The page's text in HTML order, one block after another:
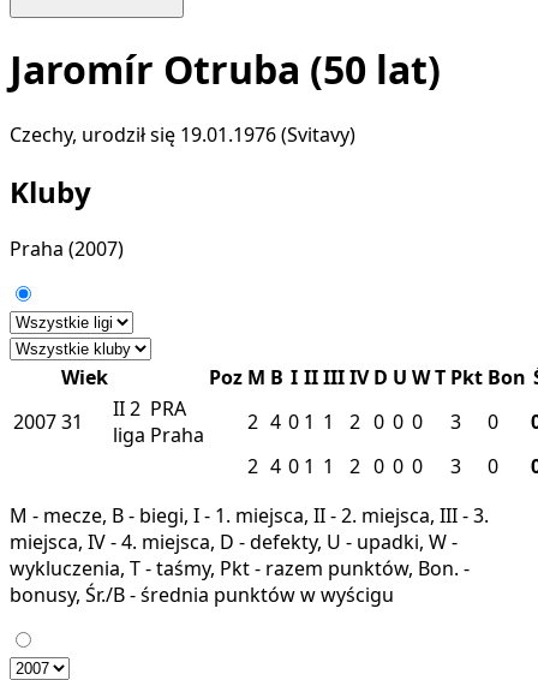
Jaromír Otruba (50 lat)
Czechy, urodził się 19.01.1976 (Svitavy)
Kluby
Praha (2007)
Wiek Poz M B I IIIIIIV D U WT Pkt Bon
200731 II2
liga
PRA
Praha
2 4 0 1 1 2 0 0 0 3 0
2 4 0 1 1 2 0 0 0 3 0
M - mecze, B - biegi, I - 1. miejsca, II - 2. miejsca, III - 3.
miejsca, IV - 4. miejsca, D - defekty, U - upadki, W -
wykluczenia, T - taśmy, Pkt - razem punktów, Bon. -
bonusy, Śr./B - średnia punktów w wyścigu